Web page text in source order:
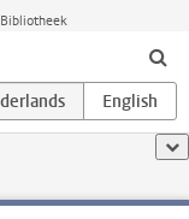
Bibliotheek